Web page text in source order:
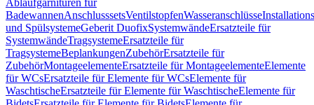
Ablaufgarnituren für
BadewannenAnschlusssetsVentilstopfenWasseranschlüsse
und SpülsystemeGeberit DuofixSystemwändeErsatzteile für
SystemwändeTragsystemeErsatzteile für
TragsystemeBeplankungenZubehörErsatzteile für
ZubehörMontageelementeErsatzteile für MontageelementeElemente
für WCsErsatzteile für Elemente für WCsElemente für
WaschtischeErsatzteile für Elemente für WaschtischeElemente für